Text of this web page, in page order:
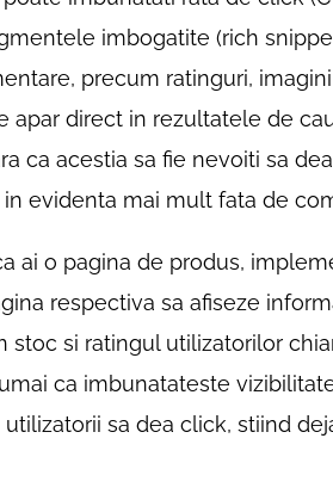
imbogatite (rich
precum ratinguri,
apar direct in rezultatele de
ca acestia sa fie nevoiti sa
in evidenta mai mult fata de
ai o pagina de produs,
respectiva sa afiseze
stoc si ratingul utilizatorilor
ca imbunatateste
sa dea click, stiind